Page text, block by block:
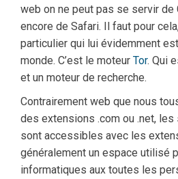
web on ne peut pas se servir de
encore de Safari. Il faut pour
particulier qui lui évidemment
monde. C’est le moteur Tor. Qui
et un moteur de recherche.
Contrairement web que nous
des extensions .com ou .net, les
sont accessibles avec les
généralement un espace utilisé
informatiques aux toutes les